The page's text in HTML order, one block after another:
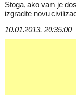
Stoga, ako vam je
izgradite novu
10.01.2013. 20:35:00